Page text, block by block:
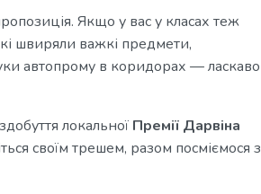
Якщо у вас у класах теж
швиряли важкі предмети,
автопрому в коридорах — ласкаво
локальної Премії Дарвіна
своїм трешем, разом посміємося з